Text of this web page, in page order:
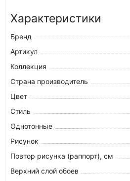
Характеристики
Бренд
Артикул
Коллекция
Страна производитель
Цвет
Стиль
Однотонные
Рисунок
Повтор рисунка (раппорт), см
Верхний слой обоев